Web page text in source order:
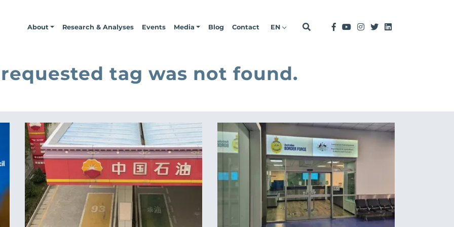
About Research & Analyses Events Media Blog Contact EN
tag was not found.